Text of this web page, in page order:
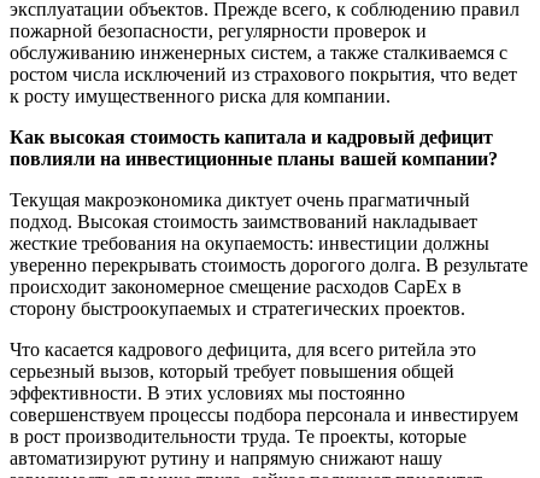
эксплуатации объектов. Прежде всего, к соблюдению правил
пожарной безопасности, регулярности проверок и
обслуживанию инженерных систем, а также сталкиваемся с
ростом числа исключений из страхового покрытия, что ведет
к росту имущественного риска для компании.
Как высокая стоимость капитала и кадровый дефицит
повлияли на инвестиционные планы вашей компании?
Текущая макроэкономика диктует очень прагматичный
подход. Высокая стоимость заимствований накладывает
жесткие требования на окупаемость: инвестиции должны
уверенно перекрывать стоимость дорогого долга. В результате
происходит закономерное смещение расходов CapEx в
сторону быстроокупаемых и стратегических проектов.
Что касается кадрового дефицита, для всего ритейла это
серьезный вызов, который требует повышения общей
эффективности. В этих условиях мы постоянно
совершенствуем процессы подбора персонала и инвестируем
в рост производительности труда. Те проекты, которые
автоматизируют рутину и напрямую снижают нашу